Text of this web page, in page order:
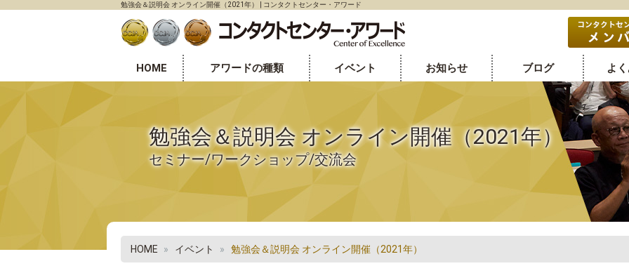
勉強会＆説明会 オンライン開催（2021年） | コンタクトセンター・アワード
HOME アワードの種類 イベント お知らせ ブログ よ
勉強会＆説明会 オンライン開催（2021年）
セミナー/ワークショップ/交流会
HOME イベント 勉強会＆説明会 オンライン開催（2021年）